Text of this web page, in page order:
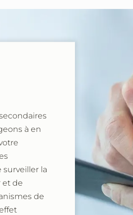
à en
la
et de
de